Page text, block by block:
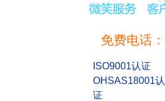
免费电话：
ISO9001认证
OHSAS18001认
证